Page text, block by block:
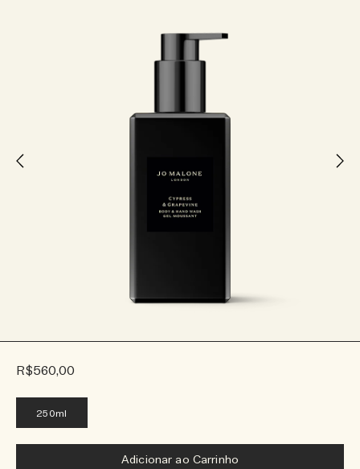
R$560,00
250ml
Adicionar ao Carrinho